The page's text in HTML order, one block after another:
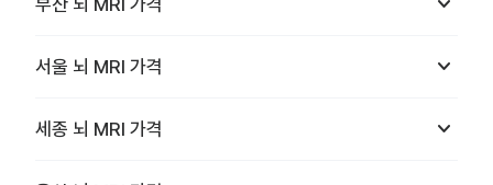
부산 뇌 MRI 가격
서울 뇌 MRI 가격 keyboard_arrow_down
세종 뇌 MRI 가격 keyboard_arrow_down